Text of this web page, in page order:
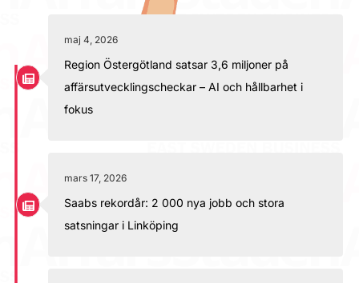
maj 4, 2026
Region Östergötland satsar 3,6 miljoner på
affärsutvecklingscheckar – AI och hållbarhet i
fokus
mars 17, 2026
Saabs rekordår: 2 000 nya jobb och stora
satsningar i Linköping